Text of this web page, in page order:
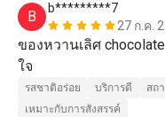
B
b*********7
27 ก.ค.
ของหวานเลิศ
ใจ
รสชาติอร่อย บริการดี
สถ
เหมาะกับการสังสรรค์